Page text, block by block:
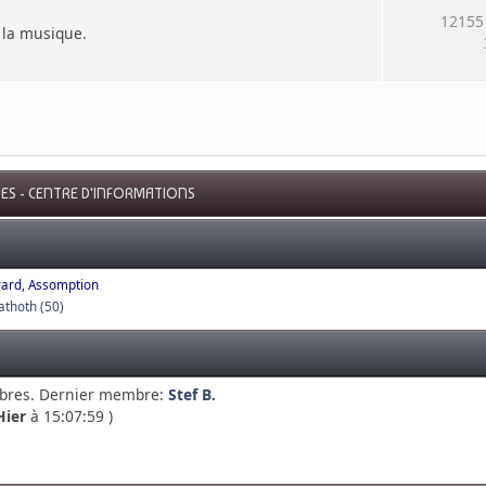
musique.
- CENTRE D'INFORMATIONS
Assomption
(50)
Dernier membre:Stef B.
à 15:07:59 )